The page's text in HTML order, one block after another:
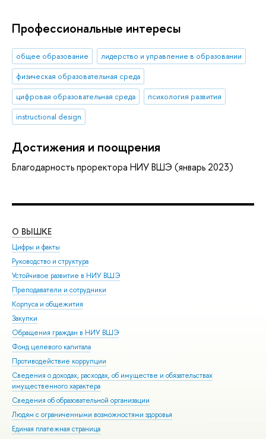
Профессиональные интересы
общее образование
лидерство и управление в образовании
физическая образовательная среда
цифровая образовательная среда
психология развития
instructional design
Достижения и поощрения
Благодарность проректора НИУ ВШЭ (январь 2023)
О ВЫШКЕ
Цифры и факты
Руководство и структура
Устойчивое развитие в НИУ ВШЭ
Преподаватели и сотрудники
Корпуса и общежития
Закупки
Обращения граждан в НИУ ВШЭ
Фонд целевого капитала
Противодействие коррупции
Сведения о доходах, расходах, об имуществе и обязательствах
имущественного характера
Сведения об образовательной организации
Людям с ограниченными возможностями здоровья
Единая платежная страница